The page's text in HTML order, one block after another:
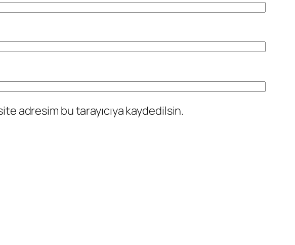
adresim bu tarayıcıya kaydedilsin.